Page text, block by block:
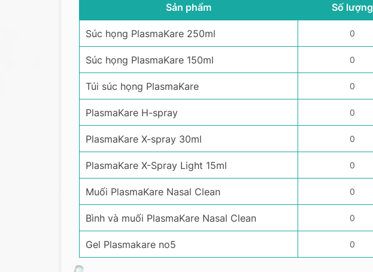
Sản phẩm
Súc họng PlasmaKare 250ml
Súc họng PlasmaKare 150ml
Túi súc họng PlasmaKare
PlasmaKare H-spray
PlasmaKare X-spray 30ml
PlasmaKare X-Spray Light 15ml
Muối PlasmaKare Nasal Clean
Bình và muối PlasmaKare Nasal Clean
Gel Plasmakare no5
Số lượng